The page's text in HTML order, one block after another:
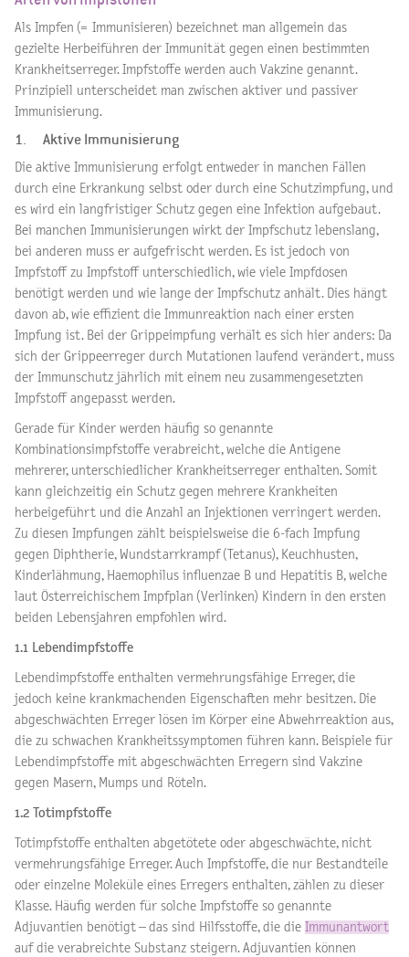
Als Impfen (= Immunisieren) bezeichnet man allgemein das
gezielte Herbeiführen der Immunität gegen einen bestimmten
Krankheitserreger. Impfstoffe werden auch Vakzine genannt.
Prinzipiell unterscheidet man zwischen aktiver und passiver
Immunisierung.
1. Aktive Immunisierung
Die aktive Immunisierung erfolgt entweder in manchen Fällen
durch eine Erkrankung selbst oder durch eine Schutzimpfung, und
es wird ein langfristiger Schutz gegen eine Infektion aufgebaut.
Bei manchen Immunisierungen wirkt der Impfschutz lebenslang,
bei anderen muss er aufgefrischt werden. Es ist jedoch von
Impfstoff zu Impfstoff unterschiedlich, wie viele Impfdosen
benötigt werden und wie lange der Impfschutz anhält. Dies hängt
davon ab, wie effizient die Immunreaktion nach einer ersten
Impfung ist. Bei der Grippeimpfung verhält es sich hier anders: Da
sich der Grippeerreger durch Mutationen laufend verändert, muss
der Immunschutz jährlich mit einem neu zusammengesetzten
Impfstoff angepasst werden.
Gerade für Kinder werden häufig so genannte
Kombinationsimpfstoffe verabreicht, welche die Antigene
mehrerer, unterschiedlicher Krankheitserreger enthalten. Somit
kann gleichzeitig ein Schutz gegen mehrere Krankheiten
herbeigeführt und die Anzahl an Injektionen verringert werden.
Zu diesen Impfungen zählt beispielsweise die 6-fach Impfung
gegen Diphtherie, Wundstarrkrampf (Tetanus), Keuchhusten,
Kinderlähmung, Haemophilus influenzae B und Hepatitis B, welche
laut Österreichischem Impfplan (Verlinken) Kindern in den ersten
beiden Lebensjahren empfohlen wird.
1.1 Lebendimpfstoffe
Lebendimpfstoffe enthalten vermehrungsfähige Erreger, die
jedoch keine krankmachenden Eigenschaften mehr besitzen. Die
abgeschwächten Erreger lösen im Körper eine Abwehrreaktion aus,
die zu schwachen Krankheitssymptomen führen kann. Beispiele für
Lebendimpfstoffe mit abgeschwächten Erregern sind Vakzine
gegen Masern, Mumps und Röteln.
1.2 Totimpfstoffe
Totimpfstoffe enthalten abgetötete oder abgeschwächte, nicht
vermehrungsfähige Erreger. Auch Impfstoffe, die nur Bestandteile
oder einzelne Moleküle eines Erregers enthalten, zählen zu dieser
Klasse. Häufig werden für solche Impfstoffe so genannte
Adjuvantien benötigt – das sind Hilfsstoffe, die die Immunantwort
auf die verabreichte Substanz steigern. Adjuvantien können